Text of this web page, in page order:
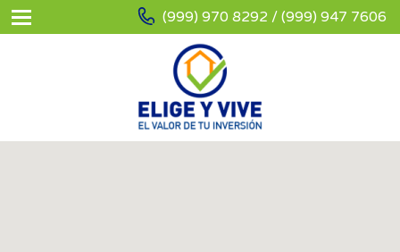
(999) 970 8292 / (999) 947 7606